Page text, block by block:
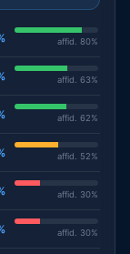
affid. 80%
affid. 63%
affid. 62%
affid. 52%
affid. 30%
affid. 30%